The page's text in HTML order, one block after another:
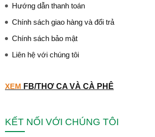
Hướng dẫn thanh toán
Chính sách giao hàng và đổi trả
Chính sách bảo mật
Liên hệ với chúng tôi
XEM FB/THƠ CA VÀ CÀ PHÊ
KẾT NỐI VỚI CHÚNG TÔI